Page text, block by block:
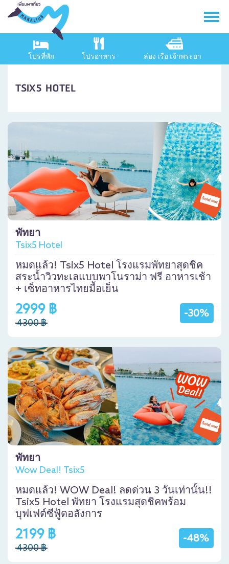
โปรที่พัก โปรอาหาร ล่อง เรือ เจ้าพระยา
TSIX5 HOTEL
พัทยา
Tsix5 Hotel
หมดแล้ว! Tsix5 Hotel โรงแรมพัทยาสุดชิค
สระน้ำวิวทะเลแบบพาโนราม่า ฟรี อาหารเช้า
+ เซ็ทอาหารไทยมื้อเย็น
-30%
2999 ฿
4300 ฿
พัทยา
Wow Deal! Tsix5
หมดแล้ว! WOW Deal! ลดด่วน 3 วันเท่านั้น!!
Tsix5 Hotel พัทยา โรงแรมสุดชิคพร้อม
บุฟเฟต์ซีฟู้ดอลังการ
-48%
2199 ฿
4300 ฿